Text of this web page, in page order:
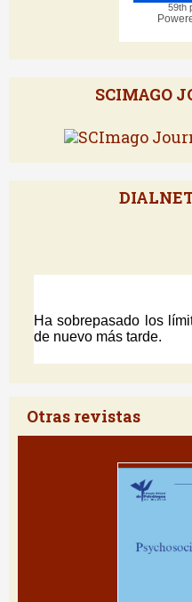
59th
SCIMAGO
Otras revistas